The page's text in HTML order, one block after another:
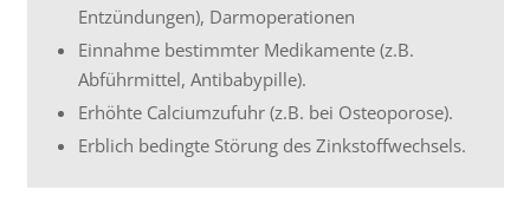
Entzündungen), Darmoperationen
Einnahme bestimmter Medikamente (z.B.
Abführmittel, Antibabypille).
Erhöhte Calciumzufuhr (z.B. bei Osteoporose).
Erblich bedingte Störung des Zinkstoffwechsels.